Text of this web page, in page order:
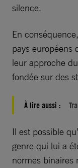
silence.
En
pays européens
leur approche
fondée sur des
À lire aussi :
Il est possible
genre qui lui a
normes binaires